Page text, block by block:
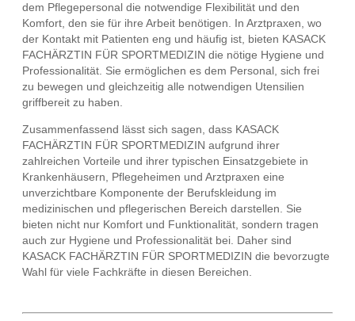
dem Pflegepersonal die notwendige Flexibilität und den
Komfort, den sie für ihre Arbeit benötigen. In Arztpraxen, wo
der Kontakt mit Patienten eng und häufig ist, bieten KASACK
FACHÄRZTIN FÜR SPORTMEDIZIN die nötige Hygiene und
Professionalität. Sie ermöglichen es dem Personal, sich frei
zu bewegen und gleichzeitig alle notwendigen Utensilien
griffbereit zu haben.
Zusammenfassend lässt sich sagen, dass KASACK
FACHÄRZTIN FÜR SPORTMEDIZIN aufgrund ihrer
zahlreichen Vorteile und ihrer typischen Einsatzgebiete in
Krankenhäusern, Pflegeheimen und Arztpraxen eine
unverzichtbare Komponente der Berufskleidung im
medizinischen und pflegerischen Bereich darstellen. Sie
bieten nicht nur Komfort und Funktionalität, sondern tragen
auch zur Hygiene und Professionalität bei. Daher sind
KASACK FACHÄRZTIN FÜR SPORTMEDIZIN die bevorzugte
Wahl für viele Fachkräfte in diesen Bereichen.